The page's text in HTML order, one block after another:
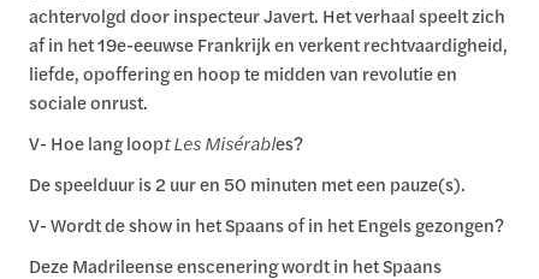
achtervolgd door inspecteur Javert. Het verhaal speelt zich
af in het 19e-eeuwse Frankrijk en verkent rechtvaardigheid,
liefde, opoffering en hoop te midden van revolutie en
sociale onrust.
V- Hoe lang loopt Les Misérables?
De speelduur is 2 uur en 50 minuten met een pauze(s).
V- Wordt de show in het Spaans of in het Engels gezongen?
Deze Madrileense enscenering wordt in het Spaans